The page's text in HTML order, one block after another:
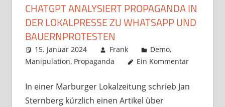
CHATGPT ANALYSIERT PROPAGANDA IN
DER LOKALPRESSE ZU WHATSAPP UND
BAUERNPROTESTEN
15. Januar 2024 Frank Demo,
Manipulation, Propaganda Ein Kommentar
In einer Marburger Lokalzeitung schrieb Jan
Sternberg kürzlich einen Artikel über